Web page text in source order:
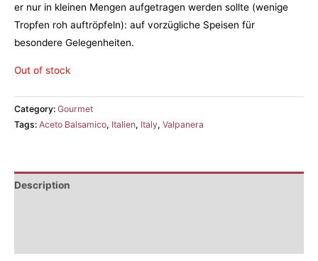
er nur in kleinen Mengen aufgetragen werden sollte (wenige
Tropfen roh auftröpfeln): auf vorzügliche Speisen für
besondere Gelegenheiten.
Out of stock
Category: Gourmet
Tags: Aceto Balsamico, Italien, Italy, Valpanera
Description